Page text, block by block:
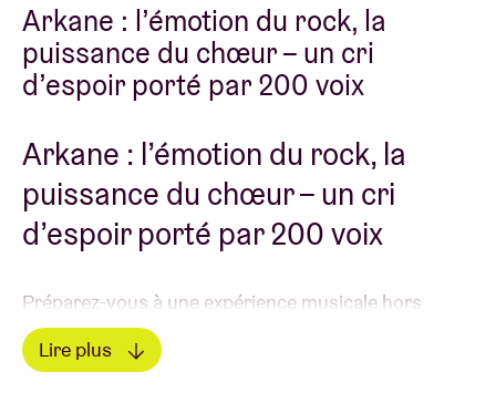
Arkane : l’émotion du rock, la
puissance du chœur – un cri
d’espoir porté par 200 voix
Arkane : l’émotion du rock, la
puissance du chœur – un cri
d’espoir porté par 200 voix
Préparez-vous à une expérience musicale hors
norme !Arkane, le groupe vocal qui fusionne la
puissance du chant collectif avec l’énergie brute du
Lire plus